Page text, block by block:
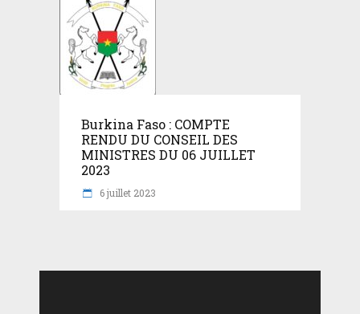
Burkina Faso : COMPTE
RENDU DU CONSEIL DES
MINISTRES DU 06 JUILLET
2023
6 juillet 2023